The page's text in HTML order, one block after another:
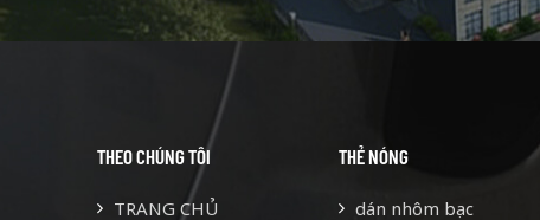
nhân viên hiện tại đã lên tới
ngũ nhân viên hiện tại đã
THEO CHÚNG TÔI
TRANG CHỦ
THẺ NÓNG
dán nhôm bạc